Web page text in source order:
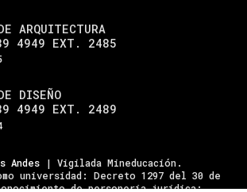
ARQUITECTURA
4949 EXT. 2485
DISEÑO
4949 EXT. 2489
Andes | Vigilada Mineducación.
universidad: Decreto 1297 del 30 de
de personería jurídica: